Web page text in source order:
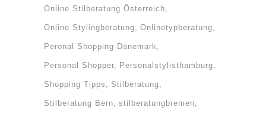
Online Stilberatung Österreich
Online Stylingberatung Onlinetypberatung
Peronal Shopping Dänemark
Personal Shopper Personalstylisthamburg
Shopping Tipps Stilberatung
Stilberatung Bern stilberatungbremen